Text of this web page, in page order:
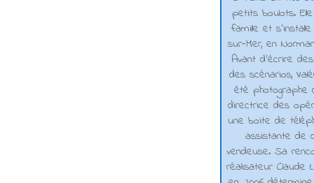
petits boulots.
famille et
sur-Mer, en
Avant d’écrire
des scénarios,
été photographe
directrice des
une boite de
assistante de
vendeuse. Sa
réalisateur Claude